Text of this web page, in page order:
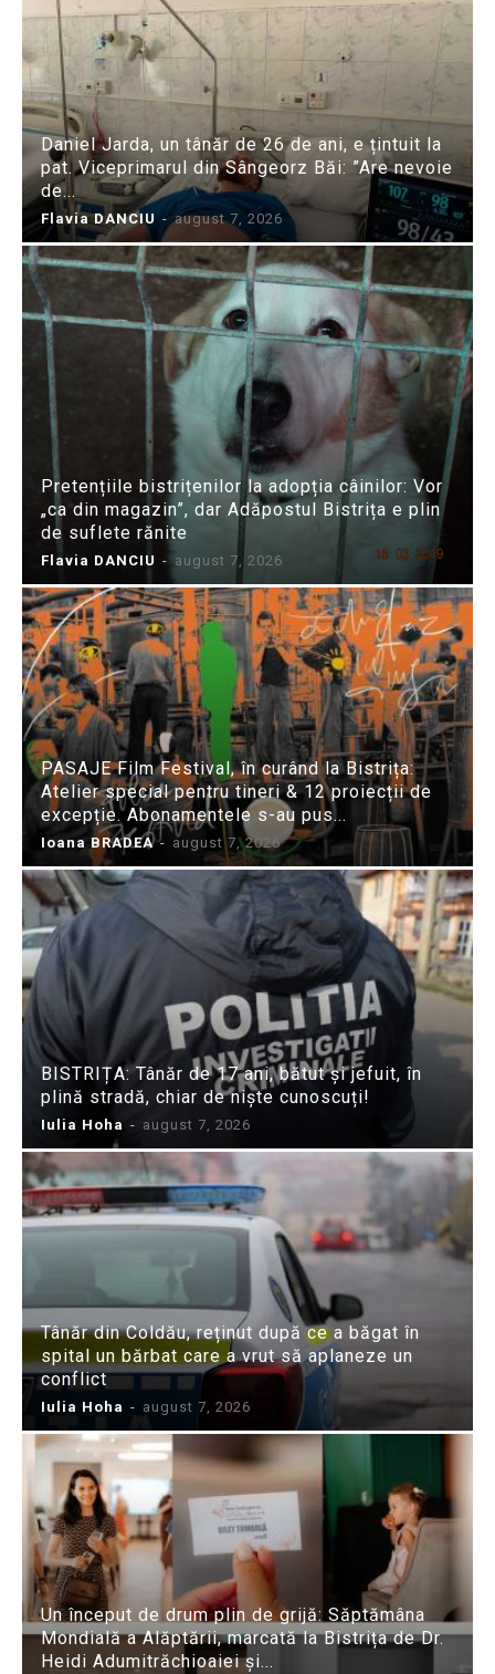
Daniel Jarda, un tânăr de 26 de ani, e țintuit la
pat. Viceprimarul din Sângeorz Băi: ”Are nevoie
de...
Flavia DANCIU - august 7, 2026
Pretențiile bistrițenilor la adopția câinilor: Vor
„ca din magazin”, dar Adăpostul Bistrița e plin
de suflete rănite
Flavia DANCIU - august 7, 2026
PASAJE Film Festival, în curând la Bistrița:
Atelier special pentru tineri & 12 proiecții de
excepție. Abonamentele s-au pus...
Ioana BRADEA - august 7, 2026
BISTRIȚA: Tânăr de 17 ani, bătut și jefuit, în
plină stradă, chiar de niște cunoscuți!
Iulia Hoha - august 7, 2026
Tânăr din Coldău, reținut după ce a băgat în
spital un bărbat care a vrut să aplaneze un
conflict
Iulia Hoha - august 7, 2026
Un început de drum plin de grijă: Săptămâna
Mondială a Alăptării, marcată la Bistrița de Dr.
Heidi Adumitrăchioaiei și...